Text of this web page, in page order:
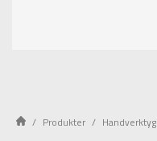
Produkter Handverktyg